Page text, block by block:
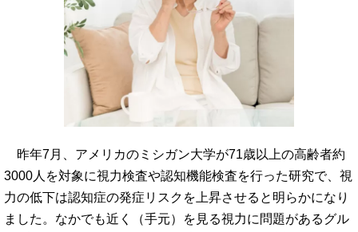
昨年7月、アメリカのミシガン大学が71歳以上の高齢者約
3000人を対象に視力検査や認知機能検査を行った研究で、視
力の低下は認知症の発症リスクを上昇させると明らかになり
ました。なかでも近く（手元）を見る視力に問題があるグル